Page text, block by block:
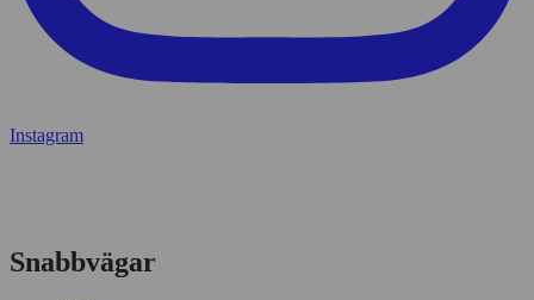
Instagram
Snabbvägar